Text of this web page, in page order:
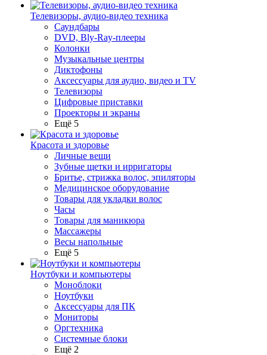
Телевизоры, аудио-видео техника
Саундбары
DVD, Bly-Ray-плееры
Колонки
Музыкальные центры
Диктофоны
Аксессуары для аудио, видео и TV
Телевизоры
Цифровые приставки
Проекторы и экраны
Ещё 5
Красота и здоровье
Личные вещи
Зубные щетки и ирригаторы
Бритье, стрижка волос, эпиляторы
Медицинское оборудование
Товары для укладки волос
Часы
Товары для маникюра
Массажеры
Весы напольные
Ещё 5
Ноутбуки и компьютеры
Моноблоки
Ноутбуки
Аксессуары для ПК
Мониторы
Оргтехника
Системные блоки
Ещё 2